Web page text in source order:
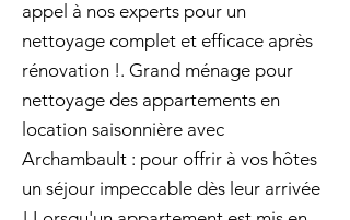
appel à nos experts pour un
nettoyage complet et efficace après
rénovation !. Grand ménage pour
nettoyage des appartements en
location saisonnière avec
Archambault : pour offrir à vos hôtes
un séjour impeccable dès leur arrivée